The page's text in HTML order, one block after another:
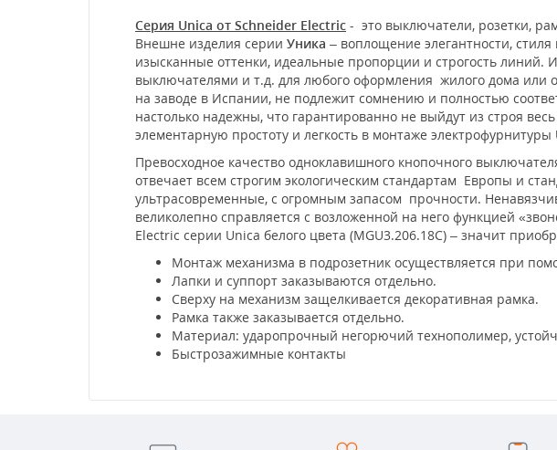
Серия Unica от Schneider Electric - это выключатели, розетки,
Внешне изделия серии Уника – воплощение элегантности,
изысканные оттенки, идеальные пропорции и строгость линий.
выключателями и т.д. для любого оформления жилого дома или
на заводе в Испании, не подлежит сомнению и полностью
настолько надежны, что гарантированно не выйдут из строя
элементарную простоту и легкость в монтаже электрофурнитуры
Превосходное качество одноклавишного кнопочного
отвечает всем строгим экологическим стандартам Европы и
ультрасовременные, с огромным запасом прочности.
великолепно справляется с возложенной на него функцией
Electric серии Unica белого цвета (MGU3.206.18С) – значит
Монтаж механизма в подрозетник осуществляется при
Лапки и суппорт заказываются отдельно.
Сверху на механизм защелкивается декоративная рамка.
Рамка также заказывается отдельно.
Материал: ударопрочный негорючий технополимер,
Быстрозажимные контакты